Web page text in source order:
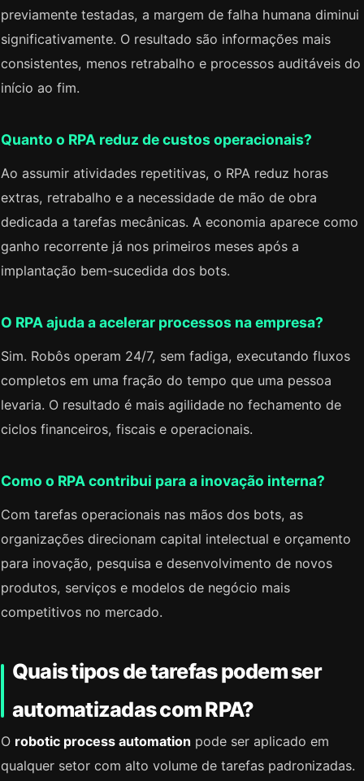
previamente testadas, a margem de falha humana diminui
significativamente. O resultado são informações mais
consistentes, menos retrabalho e processos auditáveis do
início ao fim.
Quanto o RPA reduz de custos operacionais?
Ao assumir atividades repetitivas, o RPA reduz horas
extras, retrabalho e a necessidade de mão de obra
dedicada a tarefas mecânicas. A economia aparece como
ganho recorrente já nos primeiros meses após a
implantação bem-sucedida dos bots.
O RPA ajuda a acelerar processos na empresa?
Sim. Robôs operam 24/7, sem fadiga, executando fluxos
completos em uma fração do tempo que uma pessoa
levaria. O resultado é mais agilidade no fechamento de
ciclos financeiros, fiscais e operacionais.
Como o RPA contribui para a inovação interna?
Com tarefas operacionais nas mãos dos bots, as
organizações direcionam capital intelectual e orçamento
para inovação, pesquisa e desenvolvimento de novos
produtos, serviços e modelos de negócio mais
competitivos no mercado.
Quais tipos de tarefas podem ser
automatizadas com RPA?
O robotic process automation pode ser aplicado em
qualquer setor com alto volume de tarefas padronizadas.